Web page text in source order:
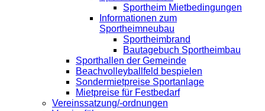
Sportheim Mietbedingungen
Informationen zum
Sportheimneubau
Sportheimbrand
Bautagebuch Sportheimbau
Sporthallen der Gemeinde
Beachvolleyballfeld bespielen
Sondermietpreise Sportanlage
Mietpreise für Festbedarf
Vereinssatzung/-ordnungen